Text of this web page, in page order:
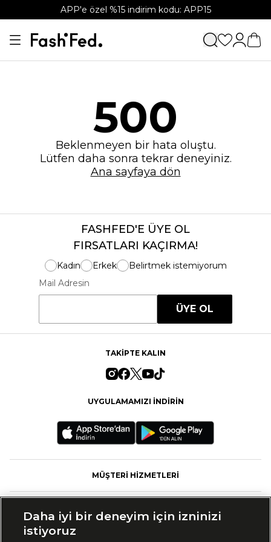
APP'e özel %15 indirim kodu: APP15
500
Beklenmeyen bir hata oluştu.
Lütfen daha sonra tekrar deneyiniz.
Ana sayfaya dön
FASHFED'E ÜYE OL
FIRSATLARI KAÇIRMA!
Kadın Erkek
Belirtmek istemiyorum
Mail Adresin
ÜYE OL
TAKİPTE KALIN
UYGULAMAMIZI İNDİRİN
MÜŞTERİ HİZMETLERİ
Daha iyi bir deneyim için izninizi
istiyoruz